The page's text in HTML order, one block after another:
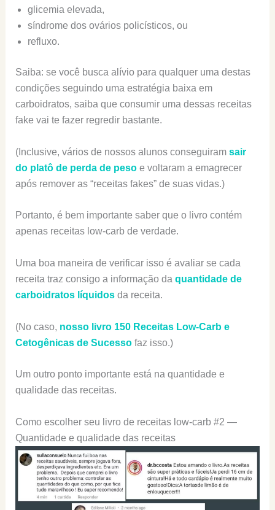
glicemia elevada,
síndrome dos ovários policísticos, ou
refluxo.
Saiba: se você busca alívio para qualquer uma destas
condições seguindo uma estratégia baixa em
carboidratos, saiba que consumir uma dessas receitas
fake vai te fazer regredir bastante.
(Inclusive, vários de nossos alunos conseguiram sair
do platô de perda de pesoe voltaram a emagrecer
após remover as “receitas fakes” de suas vidas.)
Portanto, é bem importante saber que o livro contém
apenas receitas low-carb de verdade.
Uma boa maneira de verificar isso é avaliar se cada
receita traz consigo a informação da quantidade de
carboidratos líquidosda receita.
(No caso, nosso livro 150 Receitas Low-Carb e
Cetogênicas de Sucessofaz isso.)
Um outro ponto importante está na quantidade e
qualidade das receitas.
Como escolher seu livro de receitas low-carb #2 —
Quantidade e qualidade das receitas